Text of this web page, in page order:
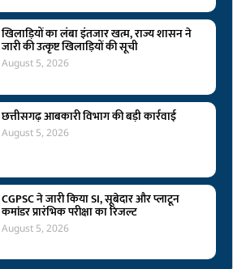
खिलाड़ियों का लंबा इंतजार खत्म, राज्य शासन ने
जारी की उत्कृष्ट खिलाड़ियों की सूची
August 5, 2026
छत्तीसगढ़ आबकारी विभाग की बड़ी कार्रवाई
August 5, 2026
CGPSC ने जारी किया SI, सूबेदार और प्लाटून
कमांडर प्रारंभिक परीक्षा का रिजल्ट
August 5, 2026